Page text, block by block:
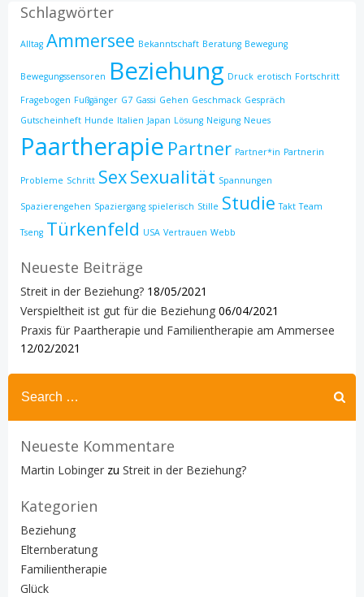
Schlagwörter
Alltag Ammersee Bekanntschaft Beratung Bewegung
Bewegungssensoren Beziehung Druck erotisch Fortschritt
Fragebogen Fußgänger G7 Gassi Gehen Geschmack Gespräch
Gutscheinheft Hunde Italien Japan Lösung Neigung Neues
Paartherapie Partner Partner*in Partnerin
Probleme Schritt SexSexualität Spannungen
Spazierengehen Spaziergang spielerisch Stille Studie Takt Team
Tseng Türkenfeld USA Vertrauen Webb
Neueste Beiträge
Streit in der Beziehung? 18/05/2021
Verspieltheit ist gut für die Beziehung 06/04/2021
Praxis für Paartherapie und Familientherapie am Ammersee
12/02/2021
Search
for:
Neueste Kommentare
Martin Lobinger zu Streit in der Beziehung?
Kategorien
Beziehung
Elternberatung
Familientherapie
Glück